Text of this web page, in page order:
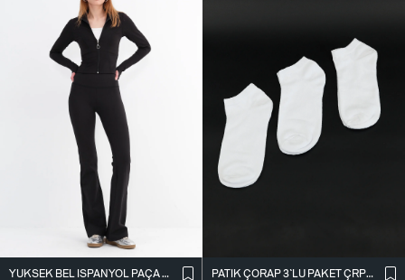
YÜKSEK BEL İ̇SPANYOL PAÇA TAYT TYT0048-E10
PATIK ÇORAP 3`LÜ PAKET ÇRP04-F13